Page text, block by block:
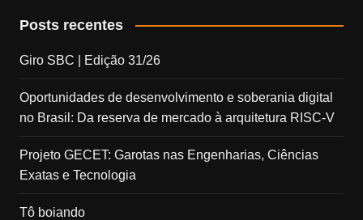
Posts recentes
Giro SBC | Edição 31/26
Oportunidades de desenvolvimento e soberania digital
no Brasil: Da reserva de mercado à arquitetura RISC-V
Projeto GECET: Garotas nas Engenharias, Ciências
Exatas e Tecnologia
Tô boiando